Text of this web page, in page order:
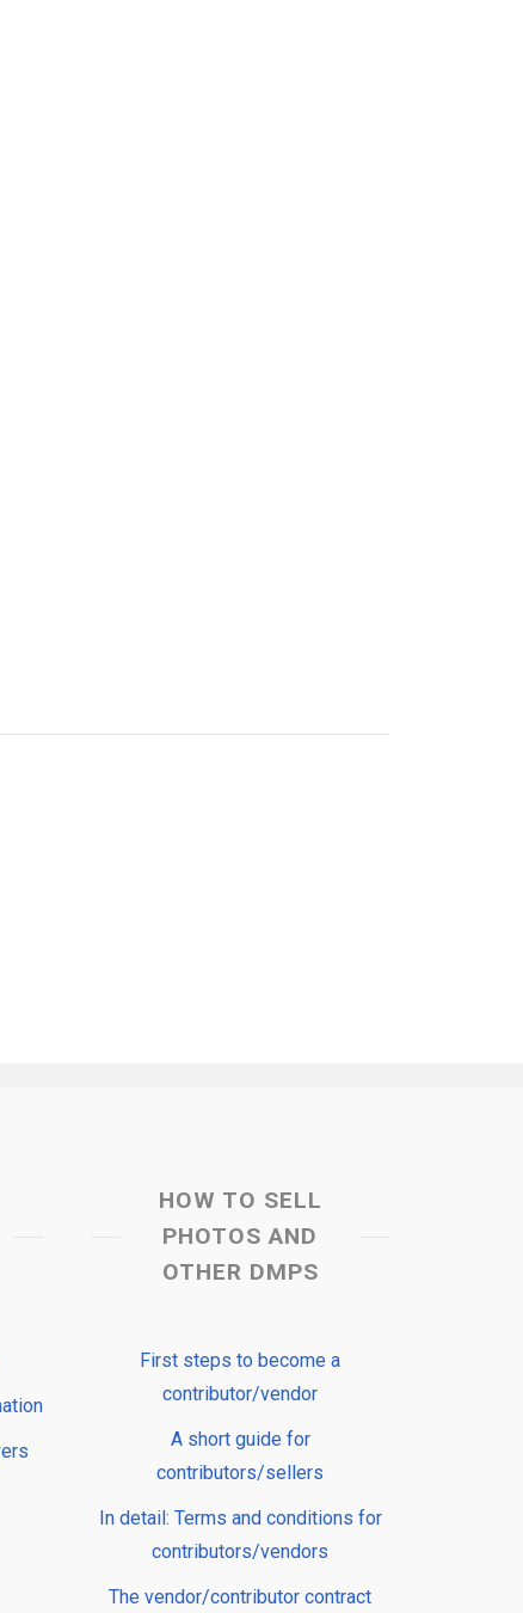
HOW TO SELL
PHOTOS AND
OTHER DMPS
First steps to become a
contributor/vendor
A short guide for
contributors/sellers
In detail: Terms and conditions for
contributors/vendors
The vendor/contributor contract